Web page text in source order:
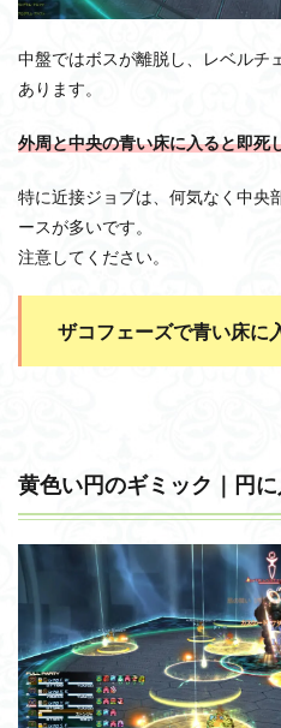
中盤ではボスが離脱し、レベルチ
あります。
外周と中央の青い床に入ると即死
特に近接ジョブは、何気なく中央
ースが多いです。
注意してください。
ザコフェーズで青い床に
黄色い円のギミック｜円に